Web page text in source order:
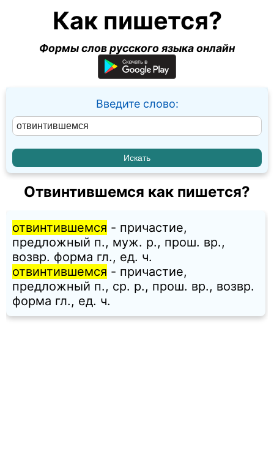
Как пишется?
Формы слов русского языка онлайн
Введите слово:
Отвинтившемся как пишется?
отвинтившемся - причастие,
предложный п., муж. p., прош. вр.,
возвр. форма гл., ед. ч.
отвинтившемся - причастие,
предложный п., ср. p., прош. вр., возвр.
форма гл., ед. ч.